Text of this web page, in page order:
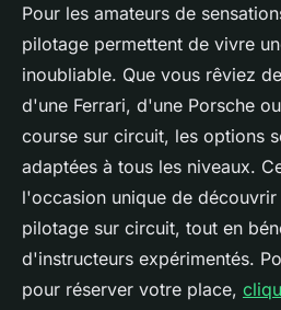
Pour les amateurs de
pilotage permettent de vivre
inoubliable. Que vous rêviez
d'une Ferrari, d'une Porsche
course sur circuit, les options
adaptées à tous les niveaux.
l'occasion unique de
pilotage sur circuit, tout en
d'instructeurs expérimentés.
pour réserver votre place,